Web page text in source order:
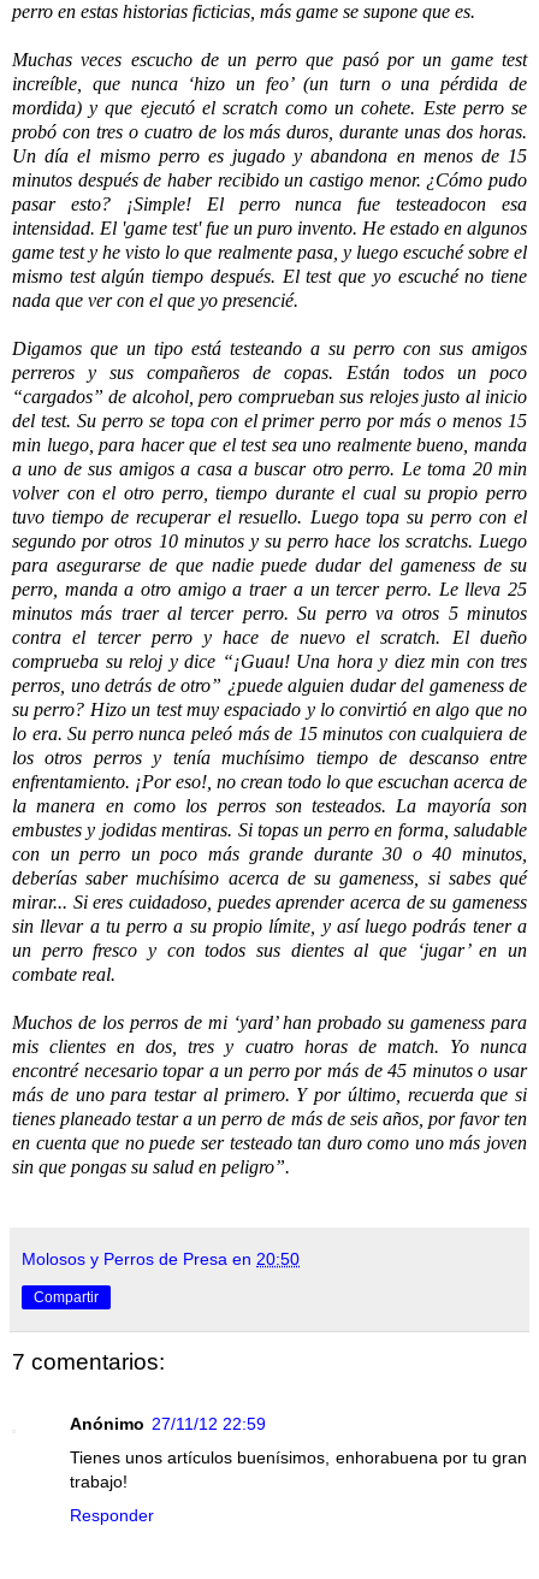
perro en estas historias ficticias, más game se supone que es.
Muchas veces escucho de un perro que pasó por un game test
increíble, que nunca ‘hizo un feo’ (un turn o una pérdida de
mordida) y que ejecutó el scratch como un cohete. Este perro se
probó con tres o cuatro de los más duros, durante unas dos horas.
Un día el mismo perro es jugado y abandona en menos de 15
minutos después de haber recibido un castigo menor. ¿Cómo pudo
pasar esto? ¡Simple! El perro nunca fue testeadocon esa
intensidad. El 'game test' fue un puro invento. He estado en algunos
game test y he visto lo que realmente pasa, y luego escuché sobre el
mismo test algún tiempo después. El test que yo escuché no tiene
nada que ver con el que yo presencié.
Digamos que un tipo está testeando a su perro con sus amigos
perreros y sus compañeros de copas. Están todos un poco
“cargados” de alcohol, pero comprueban sus relojes justo al inicio
del test. Su perro se topa con el primer perro por más o menos 15
min luego, para hacer que el test sea uno realmente bueno, manda
a uno de sus amigos a casa a buscar otro perro. Le toma 20 min
volver con el otro perro, tiempo durante el cual su propio perro
tuvo tiempo de recuperar el resuello. Luego topa su perro con el
segundo por otros 10 minutos y su perro hace los scratchs. Luego
para asegurarse de que nadie puede dudar del gameness de su
perro, manda a otro amigo a traer a un tercer perro. Le lleva 25
minutos más traer al tercer perro. Su perro va otros 5 minutos
contra el tercer perro y hace de nuevo el scratch. El dueño
comprueba su reloj y dice “¡Guau! Una hora y diez min con tres
perros, uno detrás de otro” ¿puede alguien dudar del gameness de
su perro? Hizo un test muy espaciado y lo convirtió en algo que no
lo era. Su perro nunca peleó más de 15 minutos con cualquiera de
los otros perros y tenía muchísimo tiempo de descanso entre
enfrentamiento. ¡Por eso!, no crean todo lo que escuchan acerca de
la manera en como los perros son testeados. La mayoría son
embustes y jodidas mentiras. Si topas un perro en forma, saludable
con un perro un poco más grande durante 30 o 40 minutos,
deberías saber muchísimo acerca de su gameness, si sabes qué
mirar... Si eres cuidadoso, puedes aprender acerca de su gameness
sin llevar a tu perro a su propio límite, y así luego podrás tener a
un perro fresco y con todos sus dientes al que ‘jugar’ en un
combate real.
Muchos de los perros de mi ‘yard’ han probado su gameness para
mis clientes en dos, tres y cuatro horas de match. Yo nunca
encontré necesario topar a un perro por más de 45 minutos o usar
más de uno para testar al primero. Y por último, recuerda que si
tienes planeado testar a un perro de más de seis años, por favor ten
en cuenta que no puede ser testeado tan duro como uno más joven
sin que pongas su salud en peligro”.
Molosos y Perros de Presa en 20:50
Compartir
7 comentarios:
Anónimo 27/11/12 22:59
Tienes unos artículos buenísimos, enhorabuena por tu gran
trabajo!
Responder